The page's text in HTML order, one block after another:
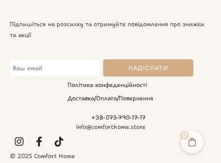
Підпишіться на розсилку та отримуйте повідомлення про знижки
та акції
Політика конфеденційності
Доставка/Оплата/Повернення
+38-073-790-17-17
info@comforthome.store
© 2025 Comfort Home
0